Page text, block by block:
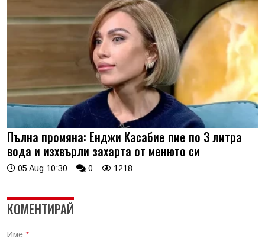
Пълна промяна: Енджи Касабие пие по 3 литра
вода и изхвърли захарта от менюто си
05 Aug 10:30 0 1218
КОМЕНТИРАЙ
Име *